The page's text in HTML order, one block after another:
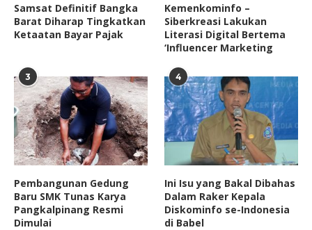
Samsat Definitif Bangka
Barat Diharap Tingkatkan
Ketaatan Bayar Pajak
Kemenkominfo –
Siberkreasi Lakukan
Literasi Digital Bertema
‘Influencer Marketing
3
Pembangunan Gedung
Baru SMK Tunas Karya
Pangkalpinang Resmi
Dimulai
4
Ini Isu yang Bakal Dibahas
Dalam Raker Kepala
Diskominfo se-Indonesia
di Babel